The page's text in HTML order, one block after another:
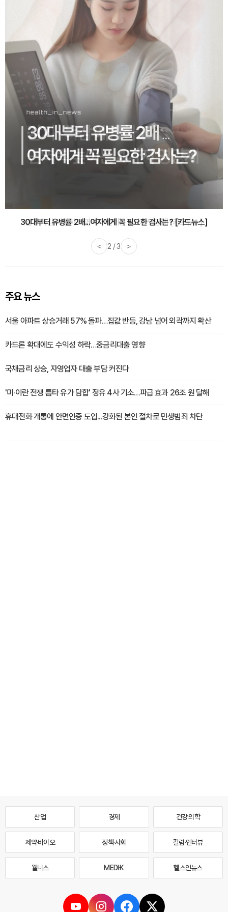
감기·독감 예방하고 면역력 높이는 4가지 영양제 [카드뉴스]
< 3 / 3 >
주요 뉴스
서울 아파트 상승거래 57% 돌파…집값 반등, 강남 넘어 외곽까지 확산
카드론 확대에도 수익성 하락…중금리대출 영향
국채금리 상승, 자영업자 대출 부담 커진다
'미·이란 전쟁 틈타 유가 담합' 정유 4사 기소…파급 효과 26조 원 달해
휴대전화 개통에 안면인증 도입...강화된 본인 절차로 민생범죄 차단
산업 경제 건강·의학
제약·바이오 정책·사회 칼럼·인터뷰
웰니스 MEDI·K 헬스인뉴스